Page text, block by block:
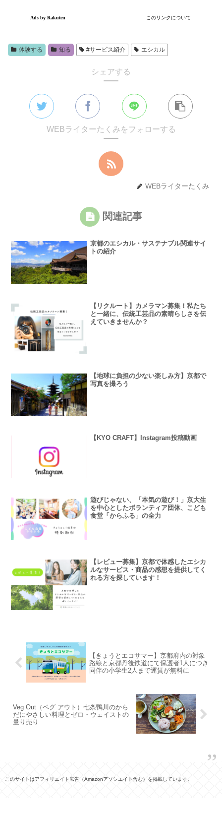
体験する 知る #サービス紹介 エシカル
シェアする
WEBライターたくみをフォローする
WEBライターたくみ
関連記事
京都のエシカル・サステナブル関連サイ
トの紹介
【リクルート】カメラマン募集！私たち
と一緒に、伝統工芸品の素晴らしさを伝
えていきませんか？
【地球に負担の少ない楽しみ方】京都で
写真を撮ろう
【KYO CRAFT】Instagram投稿動画
遊びじゃない、「本気の遊び！」京大生
を中心としたボランティア団体、こども
食堂「からふる」の全力
【レビュー募集】京都で体感したエシカ
ルなサービス・商品の感想を提供してく
れる方を探しています！
【きょうとエコサマー】京都府内の対象
路線と京都丹後鉄道にて保護者1人につき
同伴の小学生2人まで運賃が無料に
Veg Out（ベグ アウト）七条鴨川のから
だにやさしい料理とゼロ・ウェイストの
量り売り
このサイトはアフィリエイト広告（Amazonアソシエイト含む）を掲載しています。